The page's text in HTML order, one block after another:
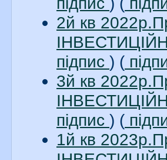
2й кв
підпис ) (
3й кв
підпис ) (
1й кв